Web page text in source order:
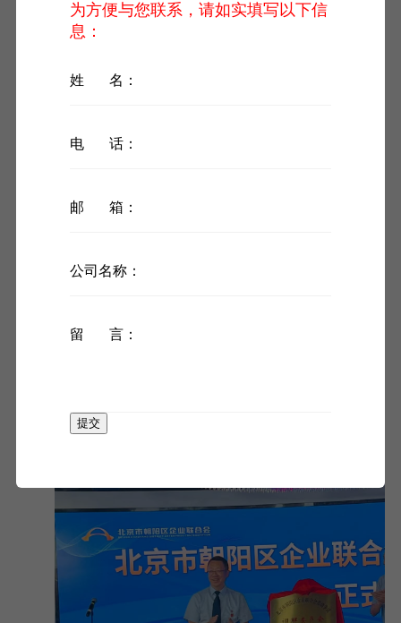
为方便与您联系，请如实填写以下信
息：
姓 名：
电 话：
邮 箱：
公司名称：
留 言：
提交
区首家行业组织派出庭－－朝阳区企业联合会派出庭，成
（以下简称西区调解中心），派出庭设置在西区调解
中心内。西区调解中心
层和第三方调解组织代为申请仲裁、代为送达文书，以及
西区调解中心设立了
则，在保障申请人与被申请人双方合法权益的基础上达成